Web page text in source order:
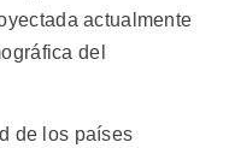
actualmente
del
de los países